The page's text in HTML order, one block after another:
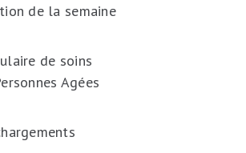
de la semaine
de soins
Agées